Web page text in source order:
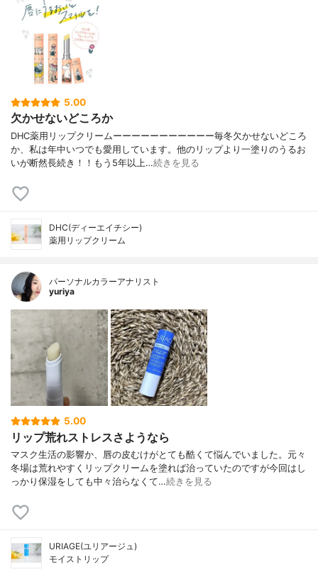
5.00
欠かせないどころか
DHC薬用リップクリームーーーーーーーーーーー毎冬欠かせないどころ
か、私は年中いつでも愛用しています。他のリップより一塗りのうるお
いが断然長続き！！もう5年以上…続きを見る
DHC(ディーエイチシー)
薬用リップクリーム
パーソナルカラーアナリスト
yuriya
5.00
リップ荒れストレスさようなら
マスク生活の影響か、唇の皮むけがとても酷くて悩んでいました。元々
冬場は荒れやすくリップクリームを塗れば治っていたのですが今回はし
っかり保湿をしても中々治らなくて…続きを見る
URIAGE(ユリアージュ)
モイストリップ